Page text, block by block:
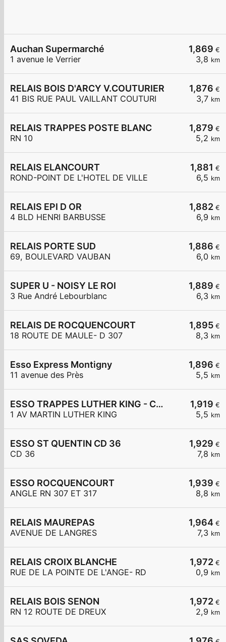
1,869 €
3,8 km
Auchan Supermarché
1 avenue le Verrier
1,876 €
3,7 km
RELAIS BOIS D'ARCY V.COUTURIER
41 BIS RUE PAUL VAILLANT COUTURI
1,879 €
5,2 km
RELAIS TRAPPES POSTE BLANC
RN 10
1,881 €
6,5 km
RELAIS ELANCOURT
ROND-POINT DE L'HOTEL DE VILLE
1,882 €
6,9 km
RELAIS EPI D OR
4 BLD HENRI BARBUSSE
1,886 €
6,0 km
RELAIS PORTE SUD
69, BOULEVARD VAUBAN
1,889 €
6,3 km
SUPER U - NOISY LE ROI
3 Rue André Lebourblanc
1,895 €
8,3 km
RELAIS DE ROCQUENCOURT
18 ROUTE DE MAULE- D 307
1,896 €
5,5 km
Esso Express Montigny
11 avenue des Près
1,919 €
5,5 km
ESSO TRAPPES LUTHER KING - CARREFOUR EXPRESS
1 AV MARTIN LUTHER KING
1,929 €
7,8 km
ESSO ST QUENTIN CD 36
CD 36
1,939 €
8,8 km
ESSO ROCQUENCOURT
ANGLE RN 307 ET 317
1,964 €
7,3 km
RELAIS MAUREPAS
AVENUE DE LANGRES
1,972 €
0,9 km
RELAIS CROIX BLANCHE
RUE DE LA POINTE DE L'ANGE- RD
1,972 €
2,9 km
RELAIS BOIS SENON
RN 12 ROUTE DE DREUX